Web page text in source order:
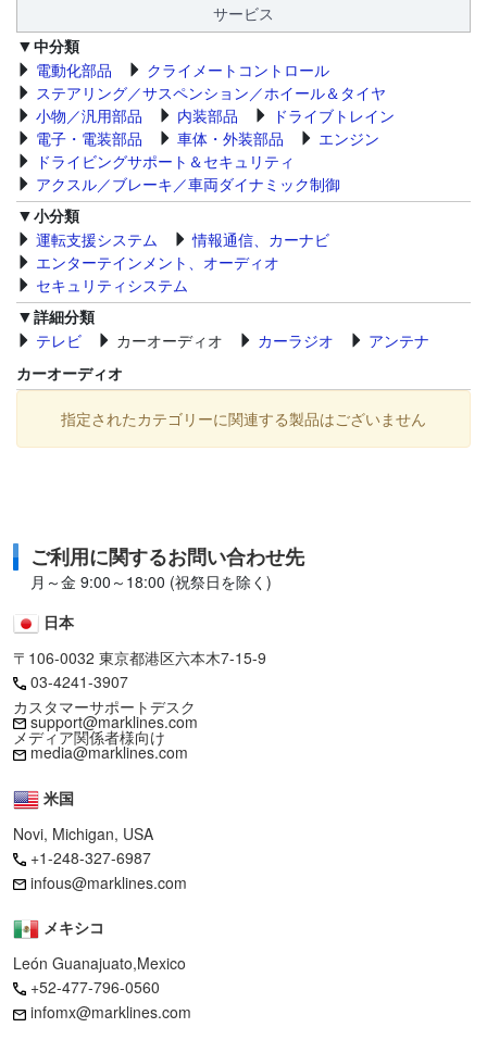
サービス
中分類
電動化部品
クライメートコントロール
ステアリング／サスペンション／ホイール＆タイヤ
小物／汎用部品
内装部品
ドライブトレイン
電子・電装部品
車体・外装部品
エンジン
ドライビングサポート＆セキュリティ
アクスル／ブレーキ／車両ダイナミック制御
小分類
運転支援システム
情報通信、カーナビ
エンターテインメント、オーディオ
セキュリティシステム
詳細分類
テレビ
カーオーディオ カーラジオ
アンテナ
カーオーディオ
指定されたカテゴリーに関連する製品はございません
ご利用に関するお問い合わせ先
月～金 9:00～18:00 (祝祭日を除く)
日本
〒106-0032 東京都港区六本木7-15-9
03-4241-3907
カスタマーサポートデスク
support@marklines.com
メディア関係者様向け
media@marklines.com
米国
Novi, Michigan, USA
+1-248-327-6987
infous@marklines.com
メキシコ
León Guanajuato,Mexico
+52-477-796-0560
infomx@marklines.com